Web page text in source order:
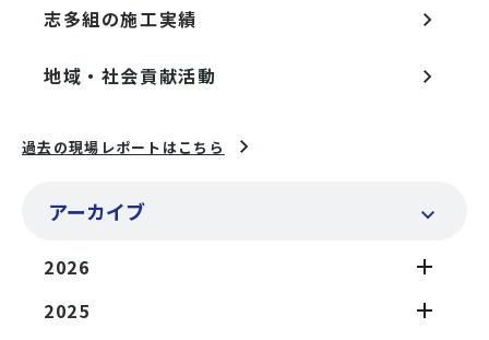
志多組の施工実績
地域・社会貢献活動
過去の現場レポートはこちら
アーカイブ
2026
2025